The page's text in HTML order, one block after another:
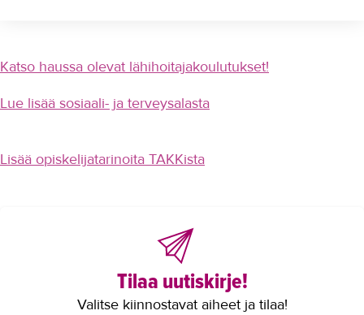
YRITYKSILLE
YHTEYSTIEDOT
Katso haussa olevat lähihoitajakoulutukset!
Lue lisää sosiaali- ja terveysalasta
Lisää opiskelijatarinoita TAKKista
Tilaa uutiskirje!
Valitse kiinnostavat aiheet ja tilaa!